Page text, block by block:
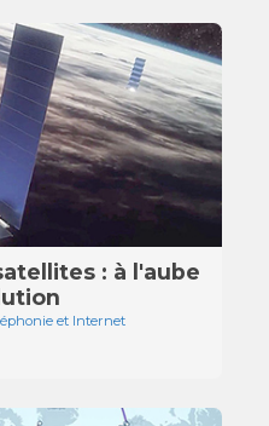
: à l'aube
et Internet